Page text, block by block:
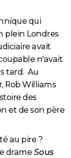
qui
plein Londres
avait
n'avait
tard. Au
Rob Williams
des
et de son père
au pire ?
drame Sous